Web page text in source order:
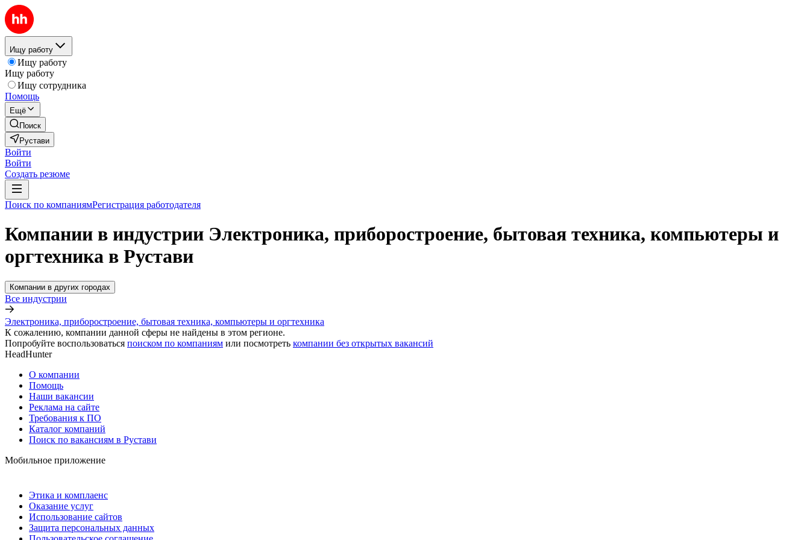
Ищу работу
Ищу работу
Ищу работу
Ищу сотрудника
Помощь
Ещё
Поиск
Рустави
Войти
Войти
Создать резюме
Поиск по компаниямРегистрация работодателя
Компании в индустрии Электроника, приборостроение, бытовая техника, компьютеры и
оргтехника в Рустави
Компании в других городах
Все индустрии
Электроника, приборостроение, бытовая техника, компьютеры и оргтехника
К сожалению, компании данной сферы не найдены в этом регионе.
Попробуйте воспользоваться поиском по компаниям или посмотреть компании без открытых вакансий
HeadHunter
О компании
Помощь
Наши вакансии
Реклама на сайте
Требования к ПО
Каталог компаний
Поиск по вакансиям в Рустави
Мобильное приложение
Этика и комплаенс
Оказание услуг
Использование сайтов
Защита персональных данных